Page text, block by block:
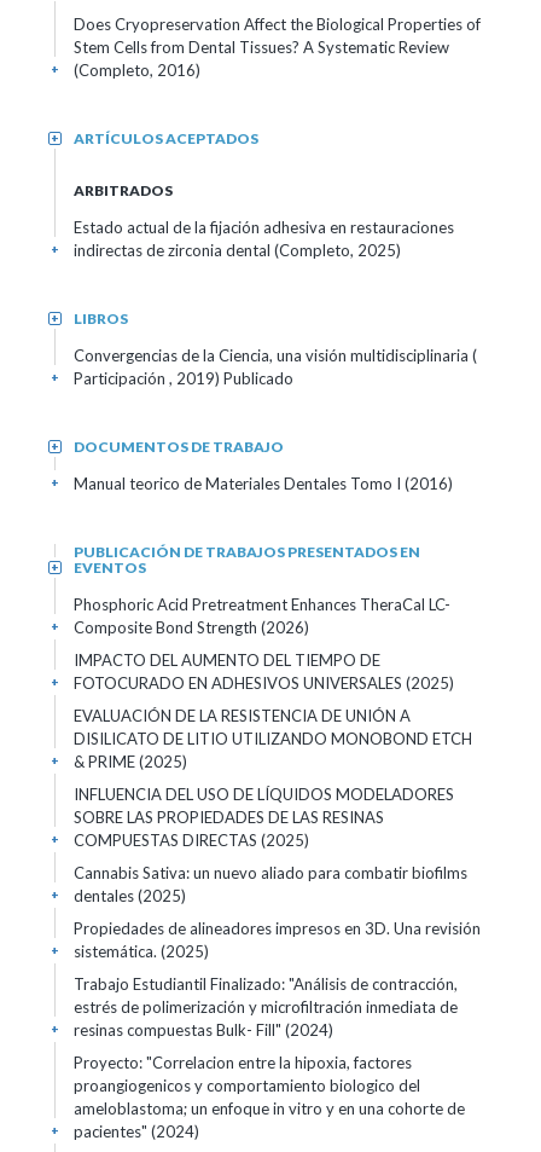
Does Cryopreservation Affect the Biological Properties of
Stem Cells from Dental Tissues? A Systematic Review
(Completo, 2016)
+
ARTÍCULOS ACEPTADOS
+
ARBITRADOS
Estado actual de la fijación adhesiva en restauraciones
indirectas de zirconia dental (Completo, 2025)
+
LIBROS
+
Convergencias de la Ciencia, una visión multidisciplinaria (
Participación , 2019) Publicado
+
DOCUMENTOS DE TRABAJO
+
Manual teorico de Materiales Dentales Tomo I (2016)
+
PUBLICACIÓN DE TRABAJOS PRESENTADOS EN
EVENTOS
+
Phosphoric Acid Pretreatment Enhances TheraCal LC-
Composite Bond Strength (2026)
+
IMPACTO DEL AUMENTO DEL TIEMPO DE
FOTOCURADO EN ADHESIVOS UNIVERSALES (2025)
+
EVALUACIÓN DE LA RESISTENCIA DE UNIÓN A
DISILICATO DE LITIO UTILIZANDO MONOBOND ETCH
& PRIME (2025)
+
INFLUENCIA DEL USO DE LÍQUIDOS MODELADORES
SOBRE LAS PROPIEDADES DE LAS RESINAS
COMPUESTAS DIRECTAS (2025)
+
Cannabis Sativa: un nuevo aliado para combatir biofilms
dentales (2025)
+
Propiedades de alineadores impresos en 3D. Una revisión
sistemática. (2025)
+
Trabajo Estudiantil Finalizado: "Análisis de contracción,
estrés de polimerización y microfiltración inmediata de
resinas compuestas Bulk- Fill" (2024)
+
Proyecto: "Correlacion entre la hipoxia, factores
proangiogenicos y comportamiento biologico del
ameloblastoma; un enfoque in vitro y en una cohorte de
pacientes" (2024)
+